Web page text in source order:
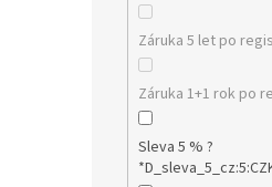
Záruka 5 let po
Záruka 1+1 rok po
Sleva 5 % ?